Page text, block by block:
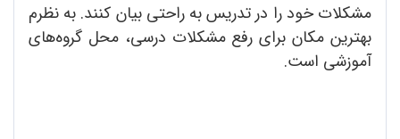
مشکلات خود را در تدریس به راحتی بیان کنند. به نظرم
بهترین مکان برای رفع مشکلات درسی، محل گروه‌های
آموزشی است.